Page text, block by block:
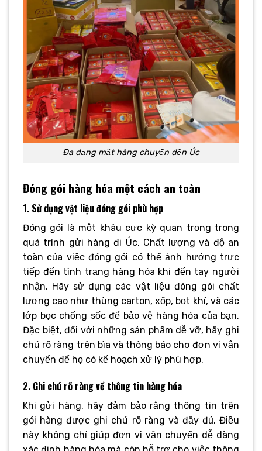
Đa dạng mặt hàng chuyển đến Úc
Đóng gói hàng hóa một cách an toàn
1. Sử dụng vật liệu đóng gói phù hợp
Đóng gói là một khâu cực kỳ quan trọng trong
quá trình gửi hàng đi Úc. Chất lượng và độ an
toàn của việc đóng gói có thể ảnh hưởng trực
tiếp đến tình trạng hàng hóa khi đến tay người
nhận. Hãy sử dụng các vật liệu đóng gói chất
lượng cao như thùng carton, xốp, bọt khí, và các
lớp bọc chống sốc để bảo vệ hàng hóa của bạn.
Đặc biệt, đối với những sản phẩm dễ vỡ, hãy ghi
chú rõ ràng trên bìa và thông báo cho đơn vị vận
chuyển để họ có kế hoạch xử lý phù hợp.
2. Ghi chú rõ ràng về thông tin hàng hóa
Khi gửi hàng, hãy đảm bảo rằng thông tin trên
gói hàng được ghi chú rõ ràng và đầy đủ. Điều
này không chỉ giúp đơn vị vận chuyển dễ dàng